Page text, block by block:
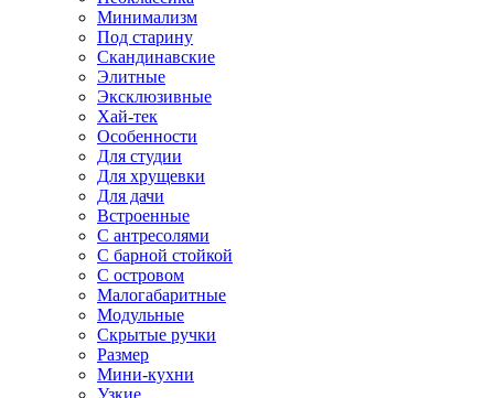
Минимализм
Под старину
Скандинавские
Элитные
Эксклюзивные
Хай-тек
Особенности
Для студии
Для хрущевки
Для дачи
Встроенные
С антресолями
С барной стойкой
С островом
Малогабаритные
Модульные
Скрытые ручки
Размер
Мини-кухни
Узкие